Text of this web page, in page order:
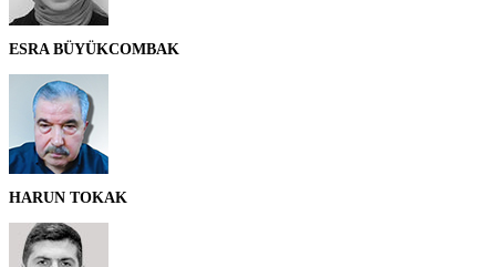
ESRA BÜYÜKCOMBAK
HARUN TOKAK